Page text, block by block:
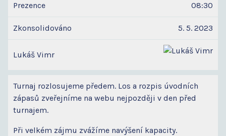
Prezence 08:30
Zkonsolidováno 5. 5. 2023
Lukáš Vimr
Turnaj rozlosujeme předem. Los a rozpis úvodních
zápasů zveřejníme na webu nejpozději v den před
turnajem.
Při velkém zájmu zvážíme navýšení kapacity.